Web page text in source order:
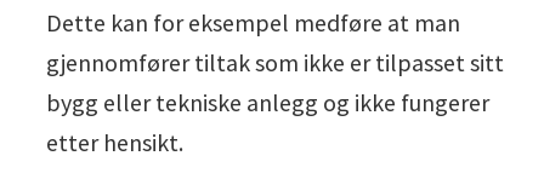
Dette kan for eksempel medføre at man
gjennomfører tiltak som ikke er tilpasset sitt
bygg eller tekniske anlegg og ikke fungerer
etter hensikt.